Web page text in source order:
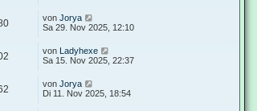
von Jorya
Sa 29. Nov 2025, 12:10
von Ladyhexe
Sa 15. Nov 2025, 22:37
von Jorya
Di 11. Nov 2025, 18:54